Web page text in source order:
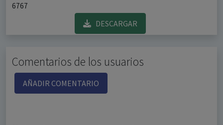
6767
DESCARGAR
Comentarios de los usuarios
AÑADIR COMENTARIO